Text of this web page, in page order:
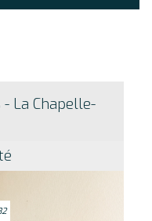
- La Chapelle-